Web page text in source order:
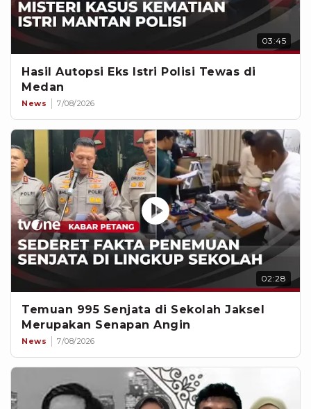
03:45
Hasil Autopsi Eks Istri Polisi Tewas di
Medan
News 7/08/2026
02:28
Temuan 995 Senjata di Sekolah Jaksel
Merupakan Senapan Angin
News 7/08/2026